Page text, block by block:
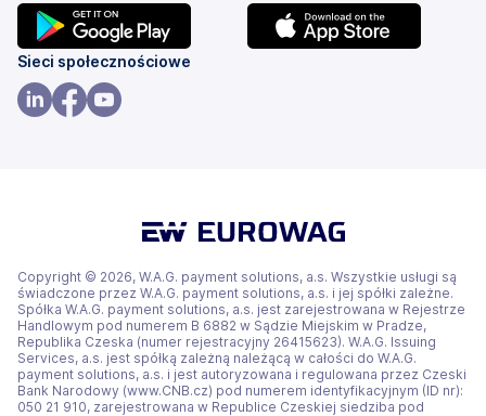
(otwiera
się
w
Sieci społecznościowe
Copyright © 2026, W.A.G. payment solutions, a.s. Wszystkie usługi są
świadczone przez W.A.G. payment solutions, a.s. i jej spółki zależne.
Spółka W.A.G. payment solutions, a.s. jest zarejestrowana w Rejestrze
Handlowym pod numerem B 6882 w Sądzie Miejskim w Pradze,
Republika Czeska (numer rejestracyjny 26415623). W.A.G. Issuing
Services, a.s. jest spółką zależną należącą w całości do W.A.G.
payment solutions, a.s. i jest autoryzowana i regulowana przez Czeski
Bank Narodowy (www.CNB.cz) pod numerem identyfikacyjnym (ID nr):
050 21 910, zarejestrowana w Republice Czeskiej siedziba pod